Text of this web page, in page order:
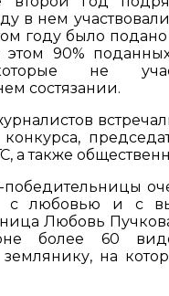
в нем
году было подано
90%
не
состязании.
а также
с любовью и с
Любовь
более 60
на